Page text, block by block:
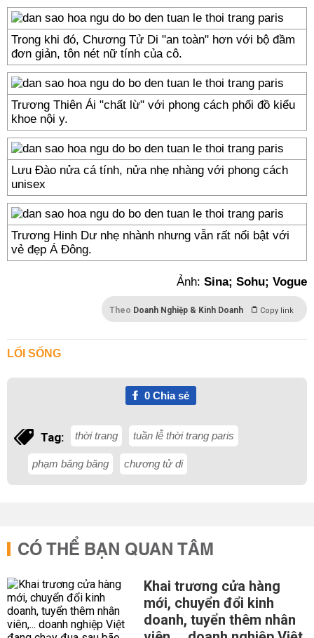
Trong khi đó, Chương Tử Di "an toàn" hơn với bộ đầm
đơn giản, tôn nét nữ tính của cô.
Trương Thiên Ái "chất lừ" với phong cách phối đồ kiểu
khoe nội y.
Lưu Đào nửa cá tính, nửa nhẹ nhàng với phong cách
unisex
Trương Hinh Dư nhẹ nhành nhưng vẫn rất nổi bật với
vẻ đẹp Á Đông.
Ảnh: Sina; Sohu; Vogue
Theo Doanh Nghiệp & Kinh Doanh Copy link
LỐI SỐNG
0Chia sẻ
Tag: thời trang tuần lễ thời trang paris
phạm băng băng chương tử di
CÓ THỂ BẠN QUAN TÂM
Khai trương cửa hàng
mới, chuyển đổi kinh
doanh, tuyển thêm nhân